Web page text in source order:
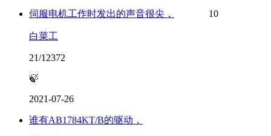
伺服电机工作时发出的声音很尖， 10
白菜工
21/12372
🍃
2021-07-26
谁有AB1784KT/B的驱动，